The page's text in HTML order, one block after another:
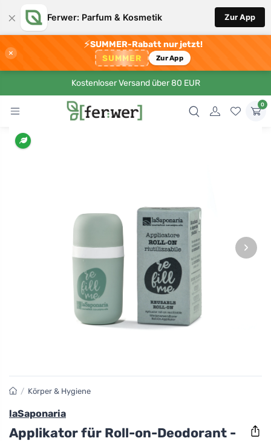
× Ferwer: Parfum & Kosmetik Zur App
×
⚡SUMMER-Rabatt nur jetzt!
SUMMER Zur App
Kostenloser Versand über 80 EUR
0
›
/ Körper & Hygiene
laSaponaria
Applikator für Roll-on-Deodorant -